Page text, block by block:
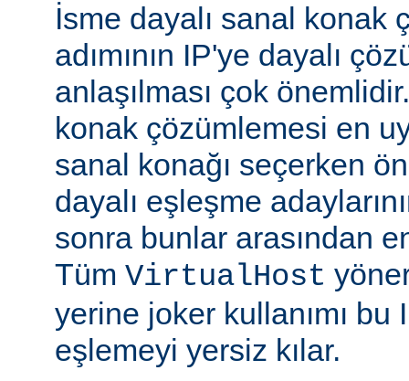
İsme dayalı sanal konak
adımının IP'ye dayalı
anlaşılması çok
konak çözümlemesi en
sanal konağı seçerken
dayalı eşleşme
sonra bunlar arasından
Tüm VirtualHost
yerine joker kullanımı bu
eşlemeyi yersiz kılar.